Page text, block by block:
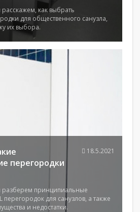
как выбрать
для общественного санузла,
их выбора.
перегородки
разберем принципиальные
для санузлов, а также
и недостатки.
18.5.2021